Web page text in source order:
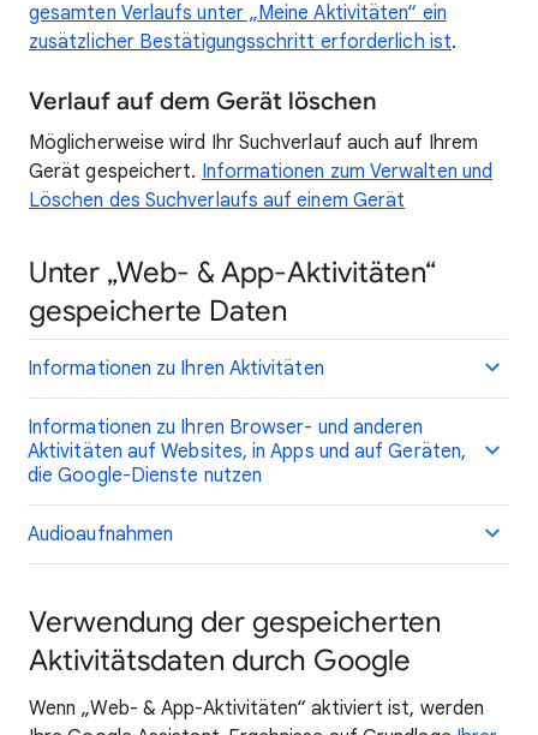
gesamten Verlaufs unter „Meine Aktivitäten“ ein
zusätzlicher Bestätigungsschritt erforderlich ist.
Verlauf auf dem Gerät löschen
Möglicherweise wird Ihr Suchverlauf auch auf Ihrem
Gerät gespeichert. Informationen zum Verwalten und
Löschen des Suchverlaufs auf einem Gerät
Unter „Web- & App-Aktivitäten“
gespeicherte Daten
Informationen zu Ihren Aktivitäten
Informationen zu Ihren Browser- und anderen
Aktivitäten auf Websites, in Apps und auf Geräten,
die Google-Dienste nutzen
Audioaufnahmen
Verwendung der gespeicherten
Aktivitätsdaten durch Google
Wenn „Web- & App-Aktivitäten“ aktiviert ist, werden